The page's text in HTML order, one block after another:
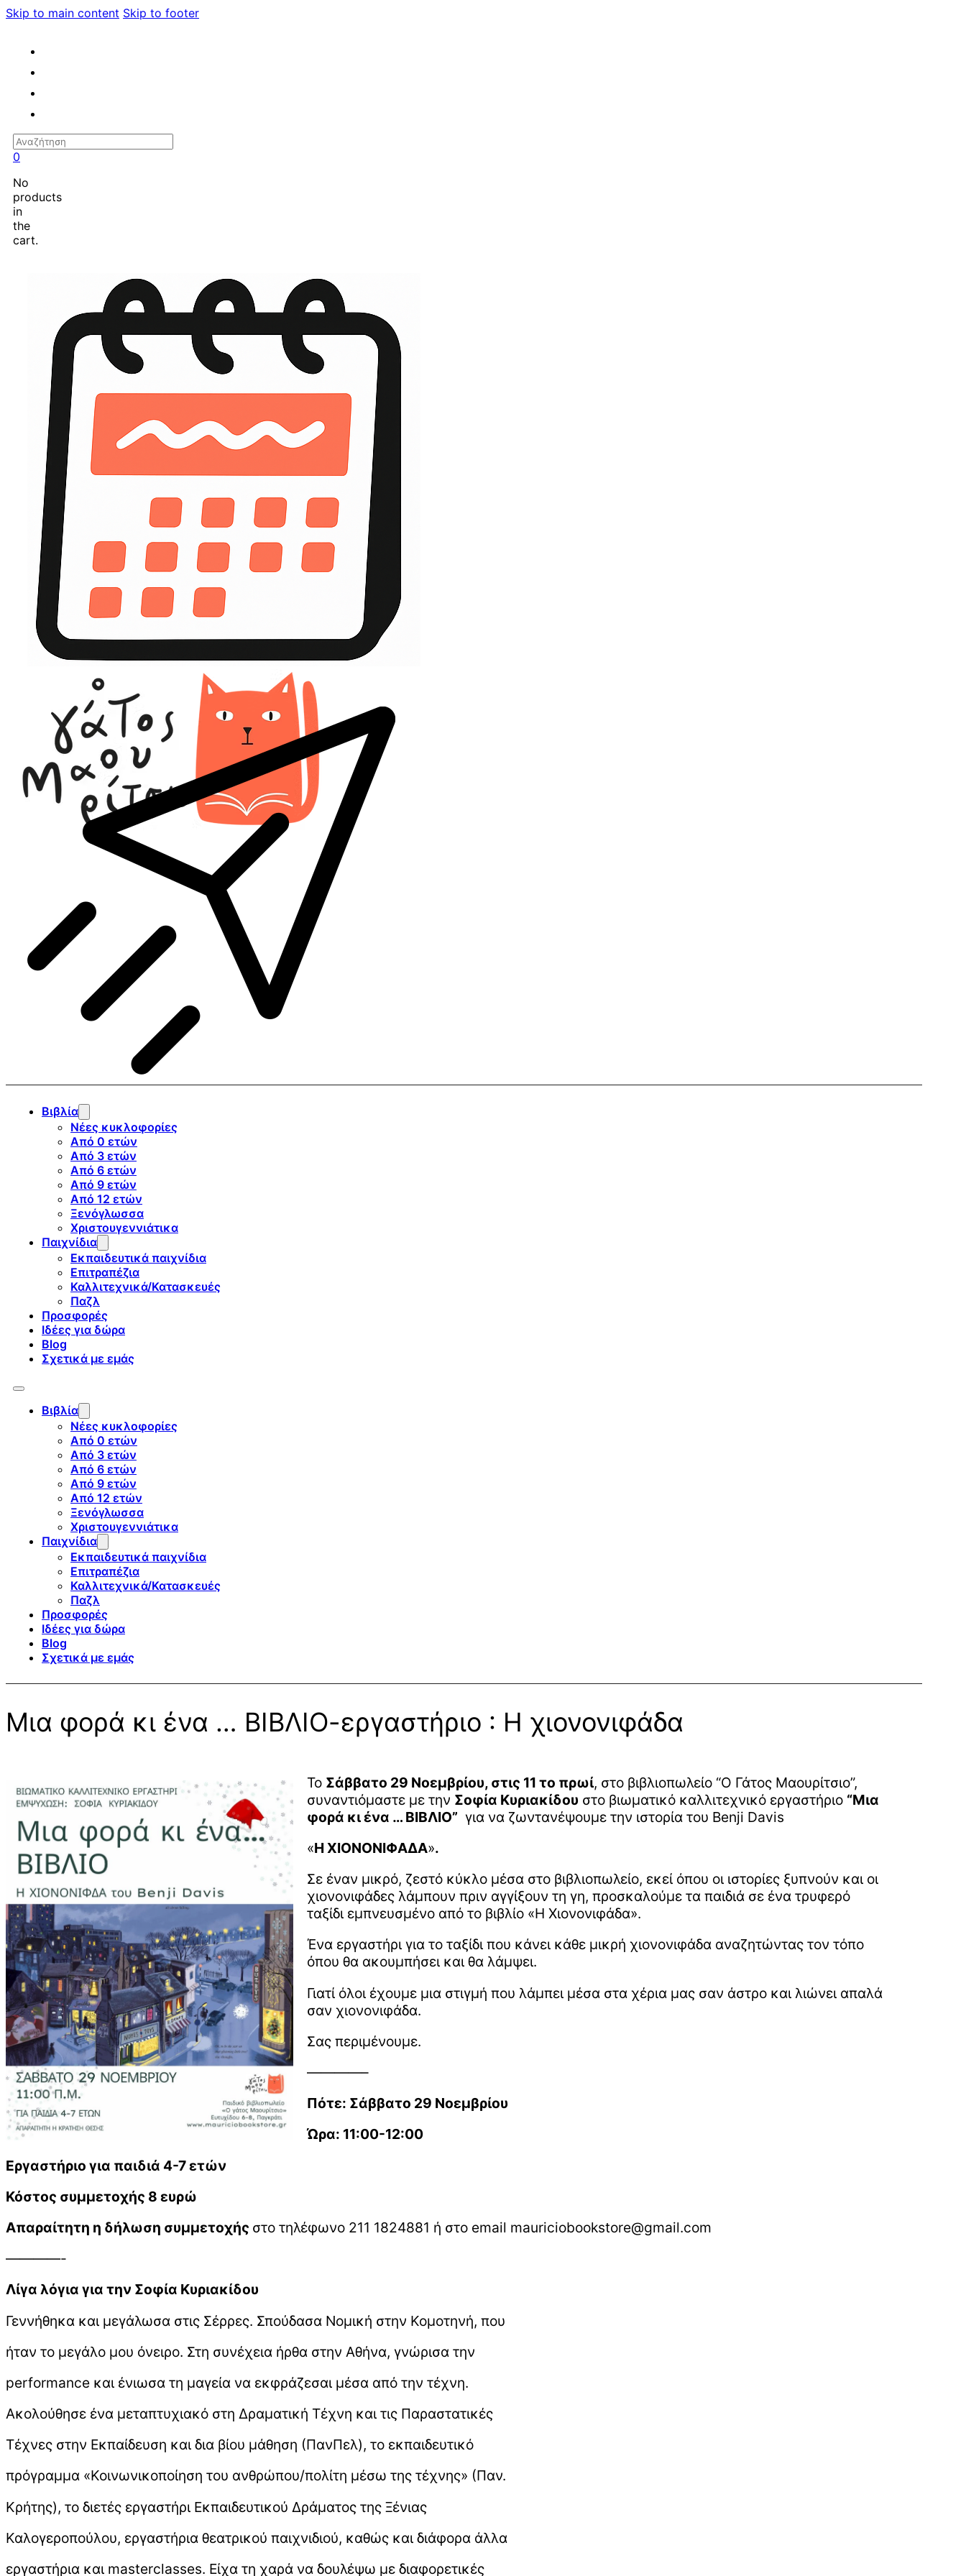
Skip to main content Skip to footer
Search
0
No
products
in
the
cart.
Βιβλία
Νέες κυκλοφορίες
Από 0 ετών
Από 3 ετών
Από 6 ετών
Από 9 ετών
Από 12 ετών
Ξενόγλωσσα
Χριστουγεννιάτικα
Παιχνίδια
Εκπαιδευτικά παιχνίδια
Επιτραπέζια
Καλλιτεχνικά/Κατασκευές
Παζλ
Προσφορές
Ιδέες για δώρα
Blog
Σχετικά με εμάς
Βιβλία
Νέες κυκλοφορίες
Από 0 ετών
Από 3 ετών
Από 6 ετών
Από 9 ετών
Από 12 ετών
Ξενόγλωσσα
Χριστουγεννιάτικα
Παιχνίδια
Εκπαιδευτικά παιχνίδια
Επιτραπέζια
Καλλιτεχνικά/Κατασκευές
Παζλ
Προσφορές
Ιδέες για δώρα
Blog
Σχετικά με εμάς
Μια φορά κι ένα … ΒΙΒΛΙΟ-εργαστήριο : Η χιονονιφάδα
Το Σάββατο 29 Νοεμβρίου, στις 11 το πρωί, στο βιβλιοπωλείο “Ο Γάτος Μαουρίτσιο”,
συναντιόμαστε με την Σοφία Κυριακίδου στο βιωματικό καλλιτεχνικό εργαστήριο “Μια
φορά κι ένα … ΒΙΒΛΙΟ” για να ζωντανέψουμε την ιστορία του Benji Davis
«Η ΧΙΟΝΟΝΙΦΑΔΑ».
Σε έναν μικρό, ζεστό κύκλο μέσα στο βιβλιοπωλείο, εκεί όπου οι ιστορίες ξυπνούν και οι
χιονονιφάδες λάμπουν πριν αγγίξουν τη γη, προσκαλούμε τα παιδιά σε ένα τρυφερό
ταξίδι εμπνευσμένο από το βιβλίο «Η Χιονονιφάδα».
Ένα εργαστήρι για το ταξίδι που κάνει κάθε μικρή χιονονιφάδα αναζητώντας τον τόπο
όπου θα ακουμπήσει και θα λάμψει.
Γιατί όλοι έχουμε μια στιγμή που λάμπει μέσα στα χέρια μας σαν άστρο και λιώνει απαλά
σαν χιονονιφάδα.
Σας περιμένουμε.
————–
Πότε: Σάββατο 29 Νοεμβρίου
Ώρα: 11:00-12:00
Εργαστήριο για παιδιά 4-7 ετών
Κόστος συμμετοχής 8 ευρώ
Απαραίτητη η δήλωση συμμετοχής στο τηλέφωνο 211 1824881 ή στο email mauriciobookstore@gmail.com
————-
Λίγα λόγια για την Σοφία Κυριακίδου
Γεννήθηκα και μεγάλωσα στις Σέρρες. Σπούδασα Νομική στην Κομοτηνή, που
ήταν το μεγάλο μου όνειρο. Στη συνέχεια ήρθα στην Αθήνα, γνώρισα την
performance και ένιωσα τη μαγεία να εκφράζεσαι μέσα από την τέχνη.
Ακολούθησε ένα μεταπτυχιακό στη Δραματική Τέχνη και τις Παραστατικές
Τέχνες στην Εκπαίδευση και δια βίου μάθηση (ΠανΠελ), το εκπαιδευτικό
πρόγραμμα «Κοινωνικοποίηση του ανθρώπου/πολίτη μέσω της τέχνης» (Παν.
Κρήτης), το διετές εργαστήρι Εκπαιδευτικού Δράματος της Ξένιας
Καλογεροπούλου, εργαστήρια θεατρικού παιχνιδιού, καθώς και διάφορα άλλα
εργαστήρια και masterclasses. Είχα τη χαρά να δουλέψω με διαφορετικές